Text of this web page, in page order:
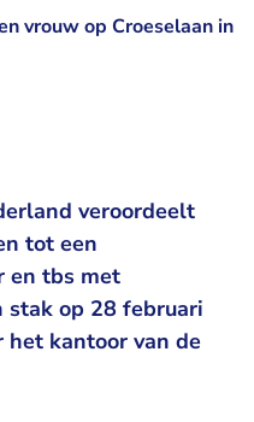
vrouw op Croeselaan in
veroordeelt
tot een
en tbs met
stak op 28 februari
het kantoor van de